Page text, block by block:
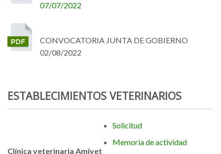
07/07/2022
CONVOCATORIA JUNTA DE GOBIERNO
02/08/2022
ESTABLECIMIENTOS VETERINARIOS
Clínica veterinaria Amivet
Solicitud
Memoria de actividad